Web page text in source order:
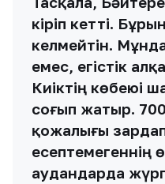
кіріп кетті.
келмейтін.
емес, егістік
Киіктің көбеюі
соғып жатыр.
қожалығы
есептемегеннің
аудандарда